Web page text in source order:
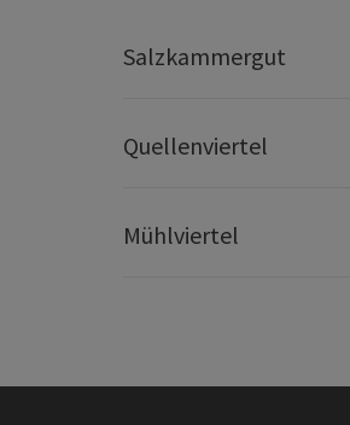
Salzkammergut
Quellenviertel
Mühlviertel